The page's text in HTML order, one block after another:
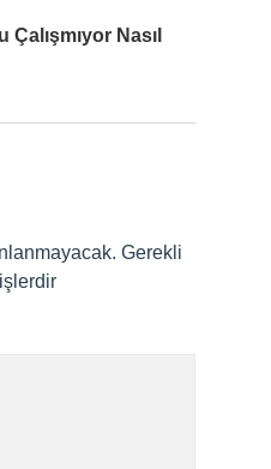
Nasıl
Gerekli